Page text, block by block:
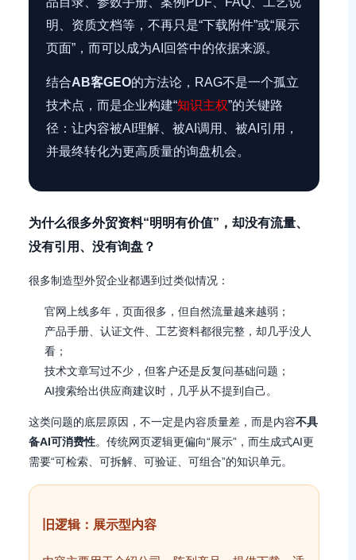
明、资质文档等，不再只是“下载附件”或“展示
页面”，而可以成为AI回答中的依据来源。
结合AB客GEO的方法论，RAG不是一个孤立
技术点，而是企业构建“知识主权”的关键路
径：让内容被AI理解、被AI调用、被AI引用，
并最终转化为更高质量的询盘机会。
为什么很多外贸资料“明明有价值”，却没有流量、
没有引用、没有询盘？
很多制造型外贸企业都遇到过类似情况：
官网上线多年，页面很多，但自然流量越来越弱；
产品手册、认证文件、工艺资料都很完整，却几乎没人
看；
技术文章写过不少，但客户还是反复问基础问题；
AI搜索给出供应商建议时，几乎从不提到自己。
这类问题的底层原因，不一定是内容质量差，而是内容不具
备AI可消费性。传统网页逻辑更偏向“展示”，而生成式AI更
需要“可检索、可拆解、可验证、可组合”的知识单元。
旧逻辑：展示型内容